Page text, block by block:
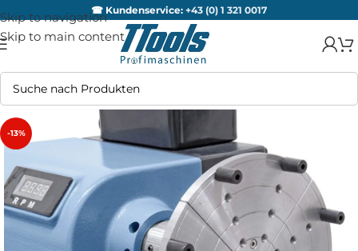
Skip to navigation
Skip to main content
☎ Kundenservice: +43 (0) 1 321 0017
-13%